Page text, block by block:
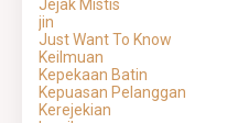
Jejak Mistis
jin
Just Want To Know
Keilmuan
Kepekaan Batin
Kepuasan Pelanggan
Kerejekian